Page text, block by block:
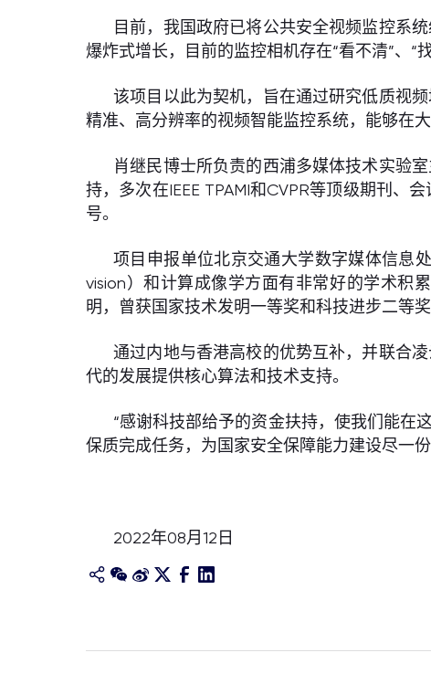
目前，我国政府已将公共安全视频监控系
爆炸式增长，目前的监控相机存在“看不清”、“
该项目以此为契机，旨在通过研究低质视
精准、高分辨率的视频智能监控系统，能够在
肖继民博士所负责的西浦多媒体技术实验
持，多次在IEEE TPAMI和CVPR等顶级期刊、
号。
项目申报单位北京交通大学数字媒体信息
vision）和计算成像学方面有非常好的学术积
明，曾获国家技术发明一等奖和科技进步二等奖
通过内地与香港高校的优势互补，并联合
代的发展提供核心算法和技术支持。
“感谢科技部给予的资金扶持，使我们能在
保质完成任务，为国家安全保障能力建设尽一份
2022年08月12日